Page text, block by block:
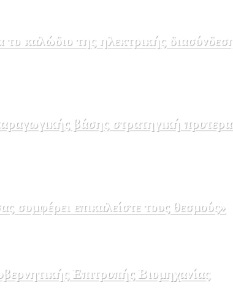
καλώδιο της ηλεκτρικής
βάσης στρατηγική
επικαλείστε τους θεσμούς»
Επιτροπής Βιομηχανίας